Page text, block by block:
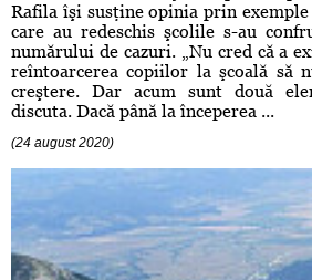
Rafila îşi susţine opinia prin
care au redeschis şcolile s-au
numărului de cazuri. „Nu cred că a
reîntoarcerea copiilor la şcoală să
creştere. Dar acum sunt două
discuta. Dacă până la începerea ...
(24 august 2020)